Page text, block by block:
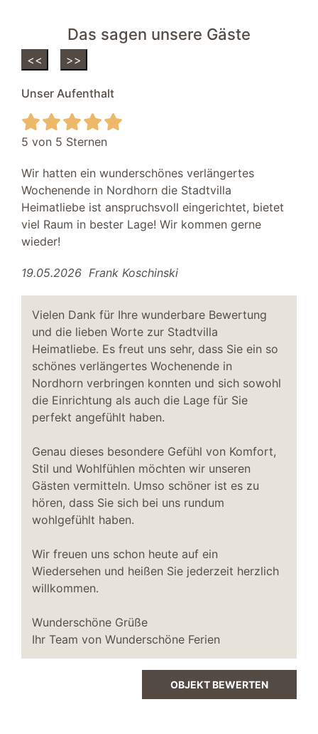
Bluetooth-Musikbox
Zugang zur Terrasse/Garten
Smart-TV
Netflix
Flur
Garderobe
Abstellraum
Staubsauger
Jalousie
Boxspringbett 180 x 200 Meter
Kleiderschrank
Essbereich
Esszimmerstühle
Esstisch
Terrasse
Gartenmöbel
Sonnenschirm
Liegen
Schlafzimmer III
Boxspringbett 90 x 200 Meter
2. WC separat
Das sagen unsere Gäste
<<
Unser Aufenthalt
5 von 5 Sternen
Wir hatten ein wunderschönes verlängertes
Wochenende in Nordhorn die Stadtvilla
Heimatliebe ist anspruchsvoll eingerichtet, bietet
viel Raum in bester Lage! Wir kommen gerne
wieder!
19.05.2026 Frank Koschinski
Vielen Dank für Ihre wunderbare Bewertung
und die lieben Worte zur Stadtvilla
Heimatliebe. Es freut uns sehr, dass Sie ein so
schönes verlängertes Wochenende in
Nordhorn verbringen konnten und sich sowohl
die Einrichtung als auch die Lage für Sie
perfekt angefühlt haben.
Genau dieses besondere Gefühl von Komfort,
Stil und Wohlfühlen möchten wir unseren
Gästen vermitteln. Umso schöner ist es zu
hören, dass Sie sich bei uns rundum
wohlgefühlt haben.
Wir freuen uns schon heute auf ein
Wiedersehen und heißen Sie jederzeit herzlich
willkommen.
Wunderschöne Grüße
Ihr Team von Wunderschöne Ferien
>>
OBJEKT BEWERTEN